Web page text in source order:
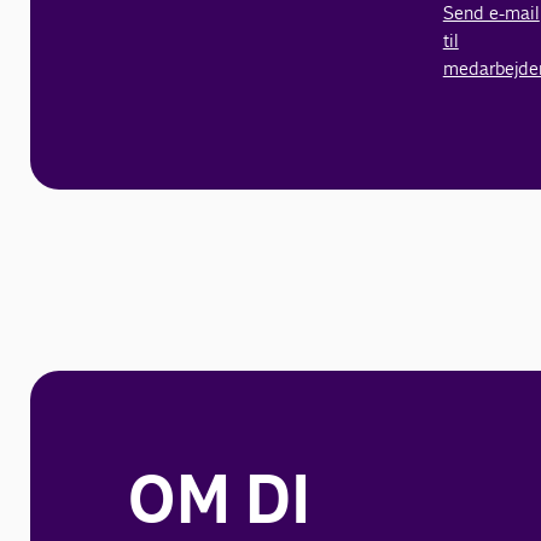
Send e-mail
til
OM DI